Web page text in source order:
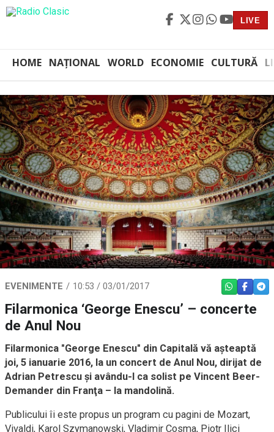
LIVE
HOME NAȚIONAL WORLD ECONOMIE CULTURĂ
EVENIMENTE 10:53 / 03/01/2017 WHATSAPP
Filarmonica ‘George Enescu’ – concerte
de Anul Nou
Filarmonica "George Enescu" din Capitală vă aşteaptă
joi, 5 ianuarie 2016, la un concert de Anul Nou, dirijat de
Adrian Petrescu şi avându-l ca solist pe Vincent Beer-
Demander din Franţa – la mandolină.
Publicului îi este propus un program cu pagini de Mozart,
Vivaldi, Karol Szymanowski, Vladimir Cosma, Piotr Ilici